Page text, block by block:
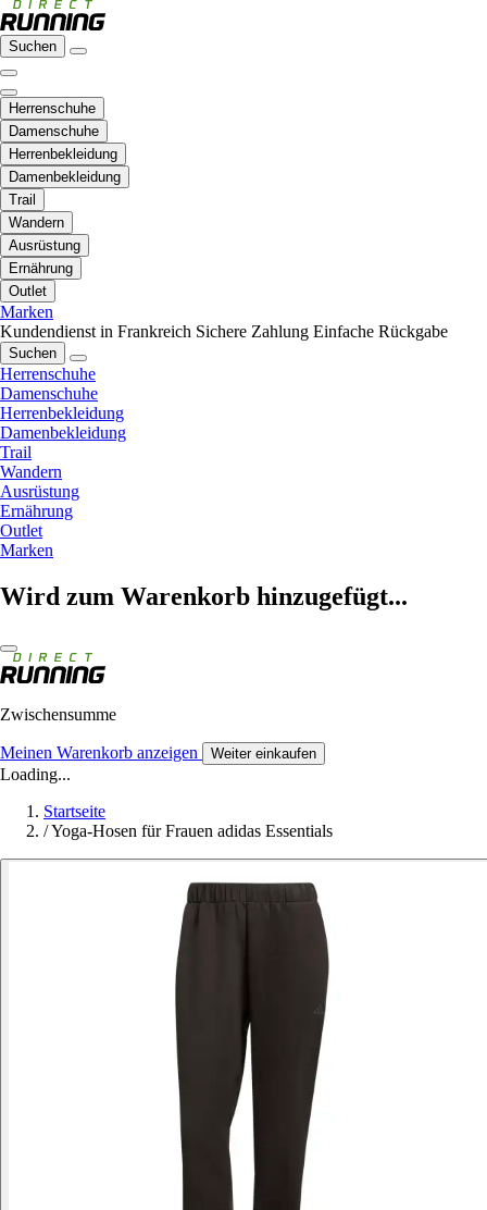
Suchen
Herrenschuhe
Damenschuhe
Herrenbekleidung
Damenbekleidung
Trail
Wandern
Ausrüstung
Ernährung
Outlet
Marken
Kundendienst in Frankreich Sichere Zahlung Einfache Rückgabe
Suchen
Herrenschuhe
Damenschuhe
Herrenbekleidung
Damenbekleidung
Trail
Wandern
Ausrüstung
Ernährung
Outlet
Marken
Wird zum Warenkorb hinzugefügt...
Zwischensumme
Meinen Warenkorb anzeigen Weiter einkaufen
Loading...
Startseite
/Yoga-Hosen für Frauen adidas Essentials